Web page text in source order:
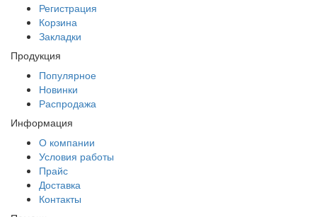
Регистрация
Корзина
Закладки
Продукция
Популярное
Новинки
Распродажа
Информация
О компании
Условия работы
Прайс
Доставка
Контакты